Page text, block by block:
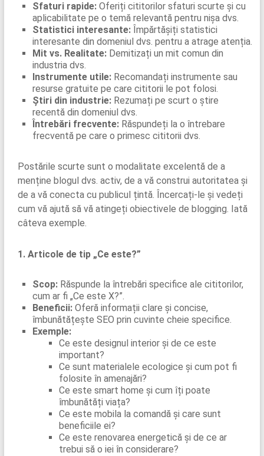
Sfaturi rapide:Oferiți cititorilor sfaturi scurte și cu
aplicabilitate pe o temă relevantă pentru nișa dvs.
Statistici interesante:Împărtășiți statistici
interesante din domeniul dvs. pentru a atrage atenția.
Mit vs. Realitate:Demitizați un mit comun din
industria dvs.
Instrumente utile:Recomandați instrumente sau
resurse gratuite pe care cititorii le pot folosi.
Știri din industrie:Rezumați pe scurt o știre
recentă din domeniul dvs.
Întrebări frecvente:Răspundeți la o întrebare
frecventă pe care o primesc cititorii dvs.
Postările scurte sunt o modalitate excelentă de a
menține blogul dvs. activ, de a vă construi autoritatea și
de a vă conecta cu publicul țintă. Încercați-le și vedeți
cum vă ajută să vă atingeți obiectivele de blogging. Iată
câteva exemple.
1. Articole de tip „Ce este?”
Scop:Răspunde la întrebări specifice ale cititorilor,
cum ar fi „Ce este X?”.
Beneficii:Oferă informații clare și concise,
îmbunătățește SEO prin cuvinte cheie specifice.
Exemple:
Ce este designul interior și de ce este
important?
Ce sunt materialele ecologice și cum pot fi
folosite în amenajări?
Ce este smart home și cum îți poate
îmbunătăți viața?
Ce este mobila la comandă și care sunt
beneficiile ei?
Ce este renovarea energetică și de ce ar
trebui să o iei în considerare?